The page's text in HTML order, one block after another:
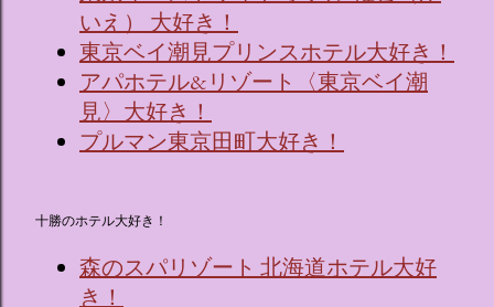
いえ） 大好き！
東京ベイ潮見プリンスホテル大好き！
アパホテル&リゾート〈東京ベイ潮
見〉大好き！
プルマン東京田町大好き！
十勝のホテル大好き！
森のスパリゾート 北海道ホテル大好
き！